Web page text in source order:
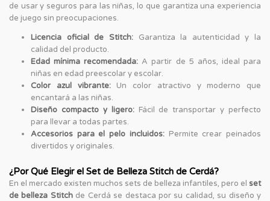
de usar y seguros para las niñas, lo que garantiza una experiencia
de juego sin preocupaciones.
Licencia oficial de Stitch:Garantiza la autenticidad y la
calidad del producto.
Edad mínima recomendada: A partir de 5 años, ideal para
niñas en edad preescolar y escolar.
Color azul vibrante:Un color atractivo y moderno que
encantará a las niñas.
Diseño compacto y ligero:Fácil de transportar y perfecto
para llevar a todas partes.
Accesorios para el pelo incluidos:Permite crear peinados
divertidos y originales.
¿Por Qué Elegir el Set de Belleza Stitch de Cerdá?
En el mercado existen muchos sets de belleza infantiles, pero el set
de belleza Stitchde Cerdá se destaca por su calidad, su diseño y